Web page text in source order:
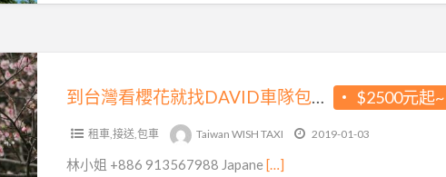
$2500元起~
到台灣看櫻花就找DAVID車隊包車去~
租車,接送,包車 Taiwan WISH TAXI 2019-01-03
林小姐 +886 913567988 Japane […]